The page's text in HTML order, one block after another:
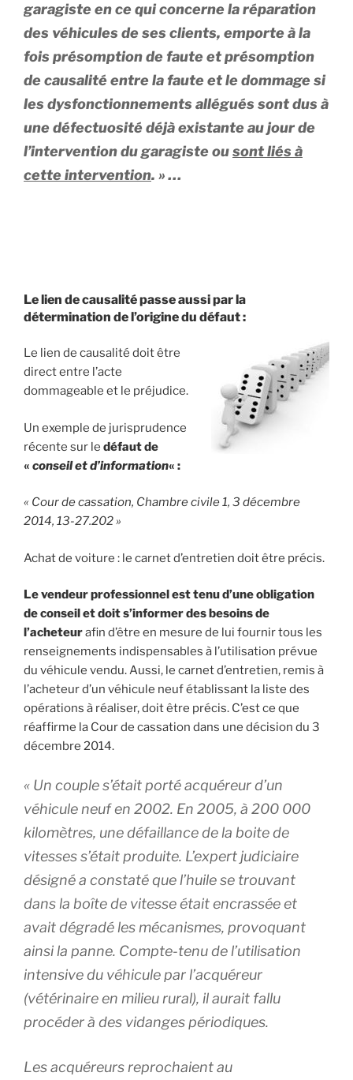
garagiste en ce qui concerne la réparation
des véhicules de ses clients, emporte à la
fois présomption de faute et présomption
de causalité entre la faute et le dommage si
les dysfonctionnements allégués sont dus à
une défectuosité déjà existante au jour de
l’intervention du garagiste ousont liés à
cette intervention. » …
Le lien de causalité passe aussi par la
détermination de l’origine du défaut :
Le lien de causalité doit être
direct entre l’acte
dommageable et le préjudice.
Un exemple de jurisprudence
récente sur le défaut de
« conseil et d’information« :
« Cour de cassation, Chambre civile 1, 3 décembre
2014, 13-27.202 »
Achat de voiture : le carnet d’entretien doit être précis.
Le vendeur professionnel est tenu d’une obligation
de conseil et doit s’informer des besoins de
l’acheteurafin d’être en mesure de lui fournir tous les
renseignements indispensables à l’utilisation prévue
du véhicule vendu. Aussi, le carnet d’entretien, remis à
l’acheteur d’un véhicule neuf établissant la liste des
opérations à réaliser, doit être précis. C’est ce que
réaffirme la Cour de cassation dans une décision du 3
décembre 2014.
« Un couple s’était porté acquéreur d’un
véhicule neuf en 2002. En 2005, à 200 000
kilomètres, une défaillance de la boite de
vitesses s’était produite. L’expert judiciaire
désigné a constaté que l’huile se trouvant
dans la boîte de vitesse était encrassée et
avait dégradé les mécanismes, provoquant
ainsi la panne. Compte-tenu de l’utilisation
intensive du véhicule par l’acquéreur
(vétérinaire en milieu rural), il aurait fallu
procéder à des vidanges périodiques.
Les acquéreurs reprochaient au